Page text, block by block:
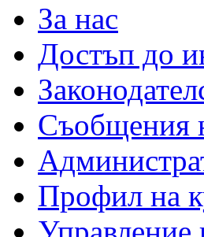
За нас
Достъп до
Съобщения
Профил на